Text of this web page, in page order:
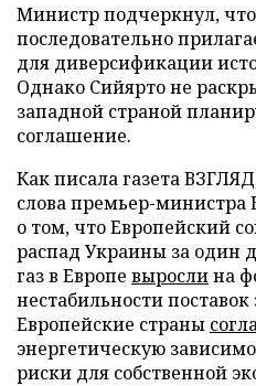
Министр подчеркнул,
последовательно
для диверсификации
Однако Сийярто не
западной страной
соглашение.
Как писала газета
слова премьер-министра
о том, что Европейский
распад Украины за один
газ в Европе вырослина
нестабильности поставок
Европейские страны
энергетическую
риски для собственной